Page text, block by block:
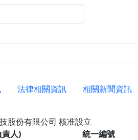
法律相關資訊
相關新聞資訊
股份有限公司 核准設立
人)
統一編號